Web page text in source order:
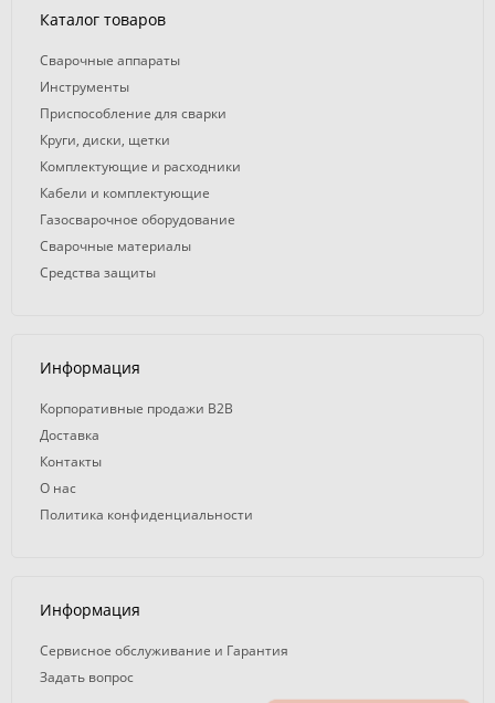
Каталог товаров
Сварочные аппараты
Инструменты
Приспособление для сварки
Круги, диски, щетки
Комплектующие и расходники
Кабели и комплектующие
Газосварочное оборудование
Сварочные материалы
Средства защиты
Информация
Корпоративные продажи B2B
Доставка
Контакты
О нас
Политика конфиденциальности
Информация
Сервисное обслуживание и Гарантия
Задать вопрос